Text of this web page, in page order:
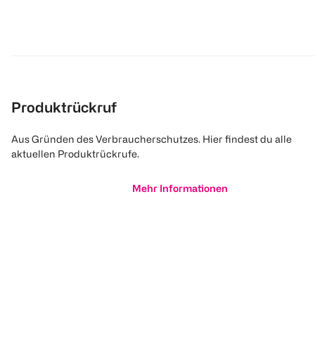
Produktrückruf
Aus Gründen des Verbraucherschutzes. Hier findest du alle
aktuellen Produktrückrufe.
Mehr Informationen